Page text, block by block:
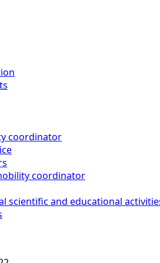
coordinator
coordinator
scientific and educational